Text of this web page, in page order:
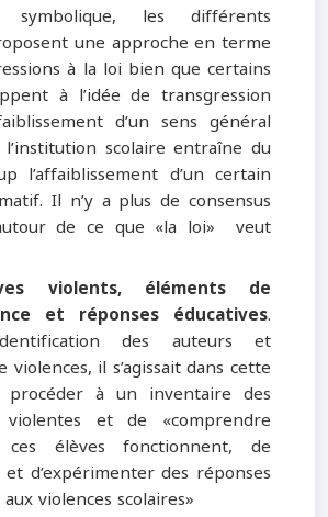
symbolique, les différents
une approche en terme
à la loi bien que certains
à l’idée de transgression
d’un sens général
scolaire entraîne du
l’affaiblissement d’un certain
Il n’y a plus de consensus
de ce que «la loi» veut
violents, éléments de
et réponses éducatives.
des auteurs et
violences, il s’agissait dans cette
à un inventaire des
violentes et de «comprendre
ces élèves fonctionnent, de
d’expérimenter des réponses
violences scolaires»